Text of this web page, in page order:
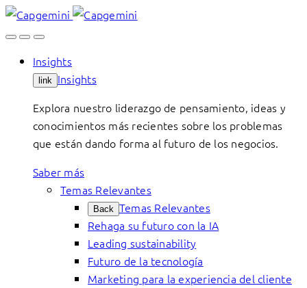
Skip
to
Insights
link Insights
Explora nuestro liderazgo de pensamiento, ideas y
conocimientos más recientes sobre los problemas
que están dando forma al futuro de los negocios.
Saber más
Temas Relevantes
Back Temas Relevantes
Rehaga su futuro con la IA
Leading sustainability
Futuro de la tecnología
Marketing para la experiencia del cliente